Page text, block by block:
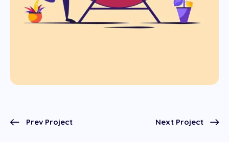
Prev Project Next Project